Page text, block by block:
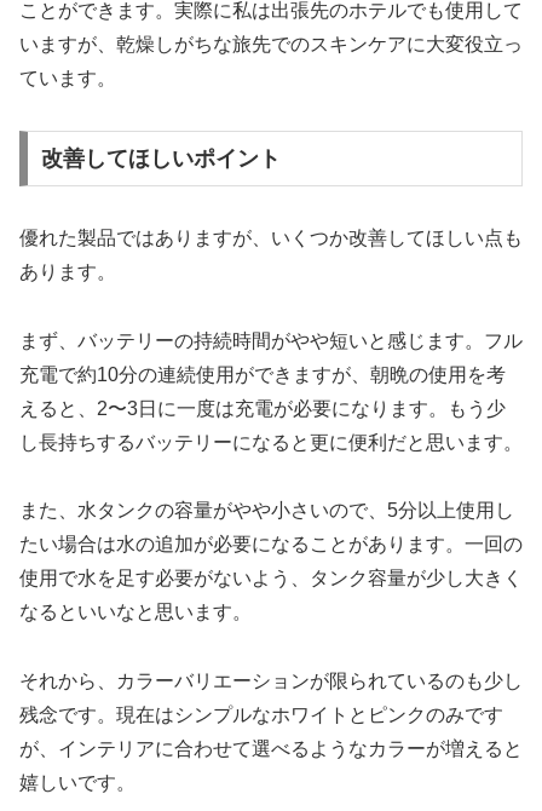
ことができます。実際に私は出張先のホテルでも使用して
いますが、乾燥しがちな旅先でのスキンケアに大変役立っ
ています。
改善してほしいポイント
優れた製品ではありますが、いくつか改善してほしい点も
あります。
まず、バッテリーの持続時間がやや短いと感じます。フル
充電で約10分の連続使用ができますが、朝晩の使用を考
えると、2〜3日に一度は充電が必要になります。もう少
し長持ちするバッテリーになると更に便利だと思います。
また、水タンクの容量がやや小さいので、5分以上使用し
たい場合は水の追加が必要になることがあります。一回の
使用で水を足す必要がないよう、タンク容量が少し大きく
なるといいなと思います。
それから、カラーバリエーションが限られているのも少し
残念です。現在はシンプルなホワイトとピンクのみです
が、インテリアに合わせて選べるようなカラーが増えると
嬉しいです。